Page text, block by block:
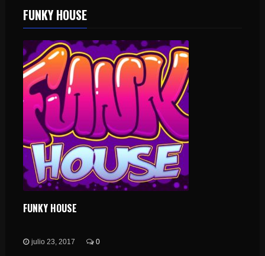
FUNKY HOUSE
FUNKY HOUSE
julio 23, 2017 0